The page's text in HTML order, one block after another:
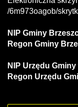
/6m973oagob/
NIP Gminy
Regon Gminy
NIP Urzędu
Regon Urzędu